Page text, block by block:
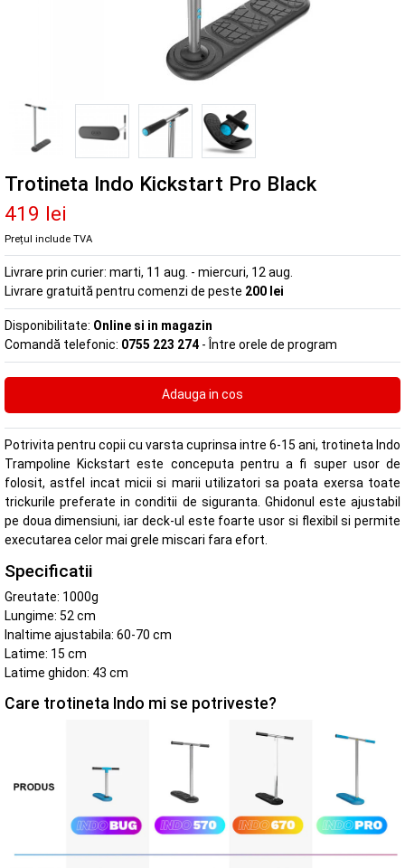
Trotineta Indo Kickstart Pro Black
419 lei
Prețul include TVA
Livrare prin curier: marti, 11 aug. - miercuri, 12 aug.
Livrare gratuită pentru comenzi de peste 200 lei
Disponibilitate: Online si in magazin
Comandă telefonic: 0755 223 274 - Între orele de program
Potrivita pentru copii cu varsta cuprinsa intre 6-15 ani, trotineta Indo
Trampoline Kickstart este conceputa pentru a fi super usor de
folosit, astfel incat micii si marii utilizatori sa poata exersa toate
trickurile preferate in conditii de siguranta. Ghidonul este ajustabil
pe doua dimensiuni, iar deck-ul este foarte usor si flexibil si permite
executarea celor mai grele miscari fara efort.
Specificatii
Greutate: 1000g
Lungime: 52 cm
Inaltime ajustabila: 60-70 cm
Latime: 15 cm
Latime ghidon: 43 cm
Care trotineta Indo mi se potriveste?